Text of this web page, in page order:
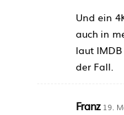
Und ein
auch in
laut
der Fall.
Franz 19.